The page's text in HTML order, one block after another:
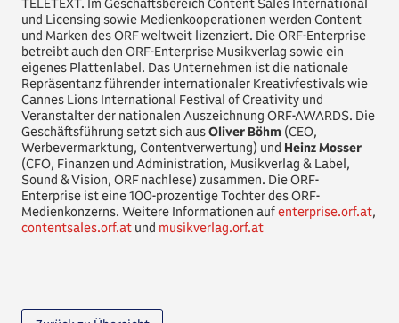
TELETEXT. Im Geschäftsbereich Content Sales International
und Licensing sowie Medienkooperationen werden Content
und Marken des ORF weltweit lizenziert. Die ORF-Enterprise
betreibt auch den ORF-Enterprise Musikverlag sowie ein
eigenes Plattenlabel. Das Unternehmen ist die nationale
Repräsentanz führender internationaler Kreativfestivals wie
Cannes Lions International Festival of Creativity und
Veranstalter der nationalen Auszeichnung ORF-AWARDS. Die
Geschäftsführung setzt sich ausOliver Böhm (CEO,
Werbevermarktung, Contentverwertung) und Heinz Mosser
(CFO, Finanzen und Administration, Musikverlag & Label,
Sound & Vision, ORF nachlese) zusammen. Die ORF-
Enterprise ist eine 100-prozentige Tochter des ORF-
Medienkonzerns. Weitere Informationen aufenterprise.orf.at,
contentsales.orf.at und musikverlag.orf.at